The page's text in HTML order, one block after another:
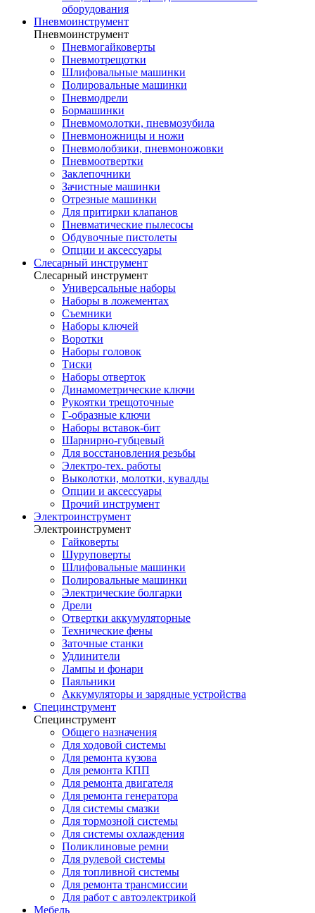
оборудования
Пневмоинструмент
Пневмоинструмент
Пневмогайковерты
Пневмотрещотки
Шлифовальные машинки
Полировальные машинки
Пневмодрели
Бормашинки
Пневмомолотки, пневмозубила
Пневмоножницы и ножи
Пневмолобзики, пневмоножовки
Пневмоотвертки
Заклепочники
Зачистные машинки
Отрезные машинки
Для притирки клапанов
Пневматические пылесосы
Обдувочные пистолеты
Опции и аксессуары
Слесарный инструмент
Слесарный инструмент
Универсальные наборы
Наборы в ложементах
Съемники
Наборы ключей
Воротки
Наборы головок
Тиски
Наборы отверток
Динамометрические ключи
Рукоятки трещоточные
Г-образные ключи
Наборы вставок-бит
Шарнирно-губцевый
Для восстановления резьбы
Электро-тех. работы
Выколотки, молотки, кувалды
Опции и аксессуары
Прочий инструмент
Электроинструмент
Электроинструмент
Гайковерты
Шуруповерты
Шлифовальные машинки
Полировальные машинки
Электрические болгарки
Дрели
Отвертки аккумуляторные
Технические фены
Заточные станки
Удлинители
Лампы и фонари
Паяльники
Аккумуляторы и зарядные устройства
Специнструмент
Специнструмент
Общего назначения
Для ходовой системы
Для ремонта кузова
Для ремонта КПП
Для ремонта двигателя
Для ремонта генератора
Для системы смазки
Для тормозной системы
Для системы охлаждения
Поликлиновые ремни
Для рулевой системы
Для топливной системы
Для ремонта трансмиссии
Для работ с автоэлектрикой
Мебель